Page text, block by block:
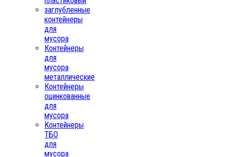
заглубленные
контейнеры
для
мусора
Контейнеры
для
мусора
металлические
Контейнеры
оцинкованные
для
мусора
Контейнеры
ТБО
для
мусора